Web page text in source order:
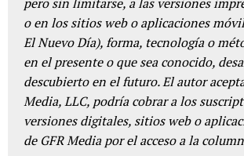
o en los sitios web o aplicaciones
El Nuevo Día), forma, tecnología o
en el presente o que sea conocido,
descubierto en el futuro. El autor
Media, LLC, podría cobrar a los
versiones digitales, sitios web o
de GFR Media por el acceso a la